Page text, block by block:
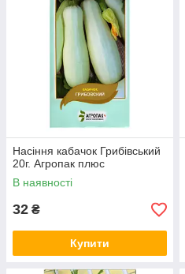
Насіння кабачок Грибівський
20г. Агропак плюс
В наявності
32 ₴
Купити